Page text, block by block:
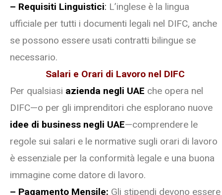
– Requisiti Linguistici: L’inglese è la lingua
ufficiale per tutti i documenti legali nel DIFC, anche
se possono essere usati contratti bilingue se
necessario.
Salari e Orari di Lavoro nel DIFC
Per qualsiasi azienda negli UAE che opera nel
DIFC—o per gli imprenditori che esplorano nuove
idee di business negli UAE—comprendere le
regole sui salari e le normative sugli orari di lavoro
è essenziale per la conformità legale e una buona
immagine come datore di lavoro.
– Pagamento Mensile: Gli stipendi devono essere